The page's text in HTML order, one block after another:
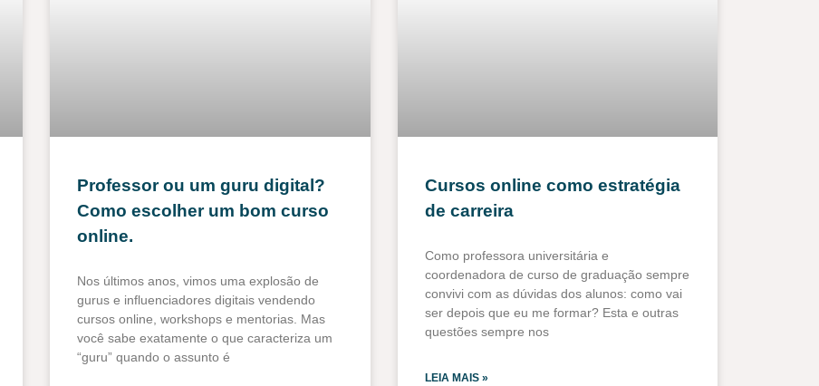
Professor ou um guru digital?
Como escolher um bom curso
online.
Nos últimos anos, vimos uma explosão de
gurus e influenciadores digitais vendendo
cursos online, workshops e mentorias. Mas
você sabe exatamente o que caracteriza um
“guru” quando o assunto é
Cursos online como estratégia
de carreira
Como professora universitária e
coordenadora de curso de graduação sempre
convivi com as dúvidas dos alunos: como vai
ser depois que eu me formar? Esta e outras
questões sempre nos
LEIA MAIS »